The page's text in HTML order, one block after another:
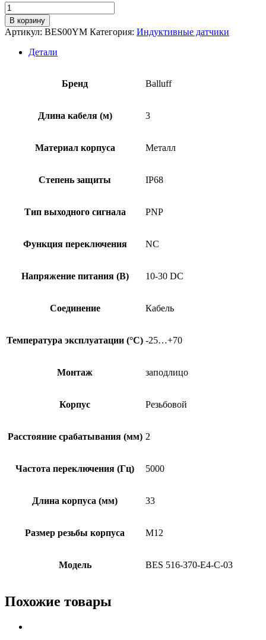
Количество
товара
Индуктивный
датчик
Balluff
В корзину
Артикул: BES00YM Категория: Индуктивные датчики
Детали
Бренд Balluff
Длина кабеля (м) 3
Материал корпуса Металл
Степень защиты IP68
Тип выходного сигнала PNP
Функция переключения NC
Напряжение питания (В) 10-30 DC
Соединение Кабель
Температура эксплуатации (°C) -25…+70
Монтаж заподлицо
Корпус Резьбовой
Расстояние срабатывания (мм) 2
Частота переключения (Гц) 5000
Длина корпуса (мм) 33
Размер резьбы корпуса M12
Модель BES 516-370-E4-C-03
Похожие товары